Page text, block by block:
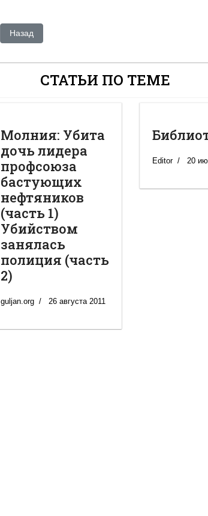
Предыдущий: Кому смотреть за смотрящим:
Назад
СТАТЬИ ПО ТЕМЕ
Молния: Убита
дочь лидера
профсоюза
бастующих
нефтяников
(часть 1)
Убийством
занялась
полиция (часть
2)
guljan.org 26 августа 2011
Editor 20